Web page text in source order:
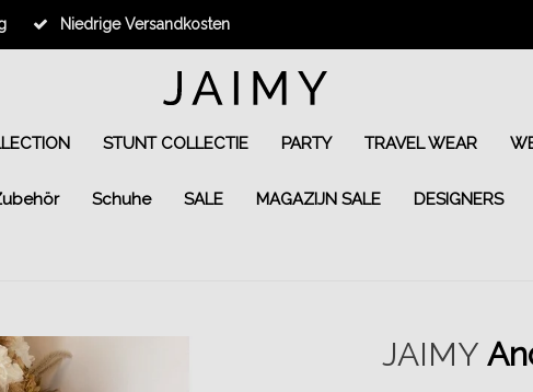
Niedrige Versandkosten
STUNT COLLECTIE PARTY TRAVEL WEAR
Schuhe SALE MAGAZIJN SALE DESIGNERS
JAIMY